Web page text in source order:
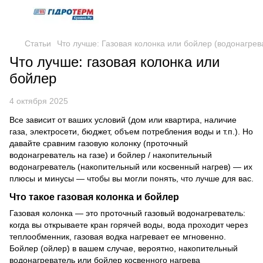
Статьи Что лучше: Газовая колонка или бойлер
Что лучше: газовая колонка или
бойлер
4 октября 2025
Все зависит от ваших условий (дом или квартира, наличие
газа, электросети, бюджет, объем потребления воды и т.п.). Но
давайте сравним газовую колонку (проточный
водонагреватель на газе) и бойлер / накопительный
водонагреватель (накопительный или косвенный нагрев) — их
плюсы и минусы — чтобы вы могли понять, что лучше для вас.
Что такое газовая колонка и бойлер
Газовая колонка — это проточный газовый водонагреватель:
когда вы открываете кран горячей воды, вода проходит через
теплообменник, газовая водка нагревает ее мгновенно.
Бойлер (ойлер) в вашем случае, вероятно, накопительный
водонагреватель или бойлер косвенного нагрева